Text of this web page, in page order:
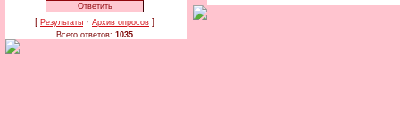
[ Результаты · Архив опросов ]
Всего ответов: 1035